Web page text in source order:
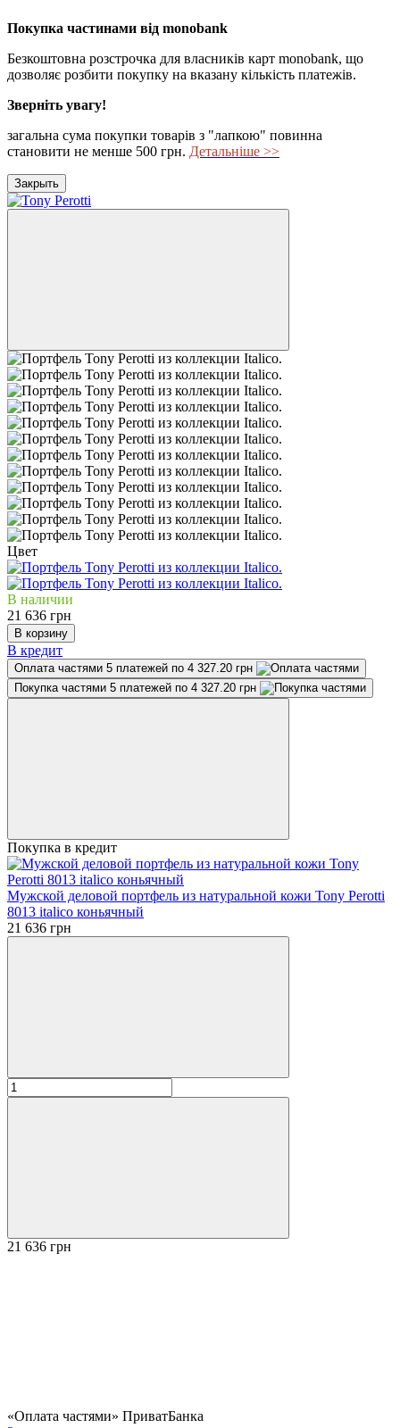
Покупка частинами від monobank
Безкоштовна розстрочка для власників карт monobank, що
дозволяє розбити покупку на вказану кількість платежів.
Зверніть увагу!
загальна сума покупки товарів з "лапкою" повинна
становити не менше 500 грн. Детальніше >>
Закрыть
Цвет
В наличии
21 636 грн
В корзину
В кредит
Оплата частями 5 платежей по 4 327.20 грн
Покупка частями 5 платежей по 4 327.20 грн
Покупка в кредит
Мужской деловой портфель из натуральной кожи Tony Perotti
8013 italico коньячный
21 636 грн
21 636 грн
«Оплата частями» ПриватБанка